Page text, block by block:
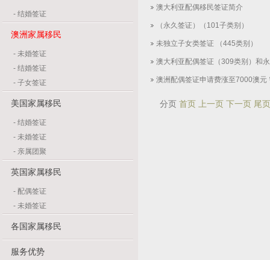
- 结婚签证
澳洲家属移民
- 未婚签证
- 结婚签证
- 子女签证
美国家属移民
- 结婚签证
- 未婚签证
- 亲属团聚
英国家属移民
- 配偶签证
- 未婚签证
各国家属移民
服务优势
澳大利亚配偶移民签证简介
（永久签证）（101子类别）
未独立子女类签证 （445类别）
澳大利亚配偶签证（309类别）和
澳洲配偶签证申请费涨至7000澳元
分页 首页 上一页 下一页 尾页